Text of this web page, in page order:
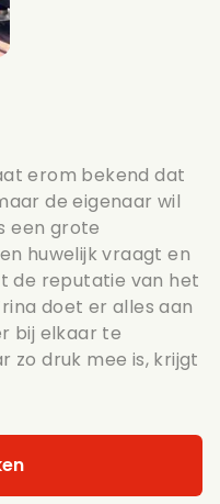
erom bekend dat
de eigenaar wil
een grote
huwelijk vraagt en
de reputatie van het
doet er alles aan
bij elkaar te
zo druk mee is, krijgt